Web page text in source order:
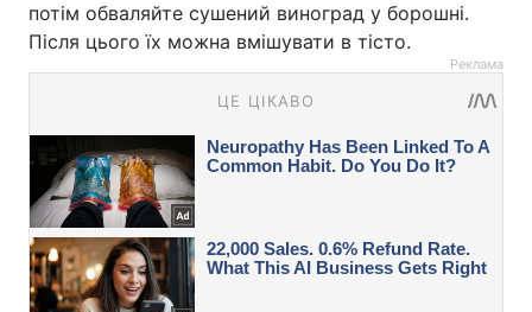
потім обваляйте сушений виноград у борошні.
Після цього їх можна вмішувати в тісто.
Реклама